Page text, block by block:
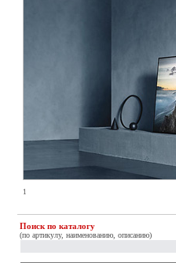
1
Поиск по каталогу
(по артикулу, наименованию, описанию)